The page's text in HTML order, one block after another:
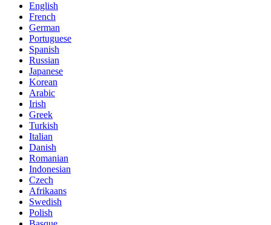
English
French
German
Portuguese
Spanish
Russian
Japanese
Korean
Arabic
Irish
Greek
Turkish
Italian
Danish
Romanian
Indonesian
Czech
Afrikaans
Swedish
Polish